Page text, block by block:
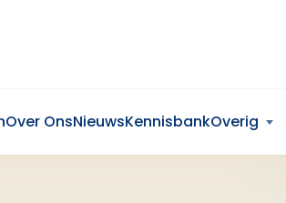
Over OnsNieuwsKennisbankOverig